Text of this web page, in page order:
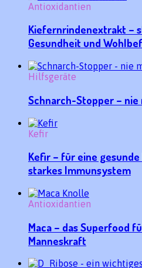
Antioxidantien
Kiefernrindenextrakt –
Gesundheit und
Hilfsgeräte
Schnarch-Stopper – nie
Kefir
Kefir – für eine
starkes Immunsystem
Antioxidantien
Maca – das Superfood
Manneskraft